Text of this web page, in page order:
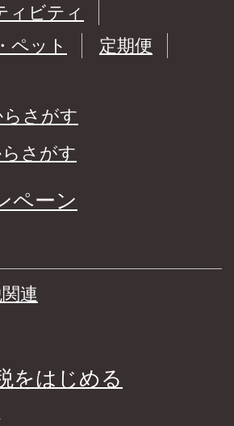
ィビティ
ペット
定期便
さがす
さがす
ペーン
連
をはじめる